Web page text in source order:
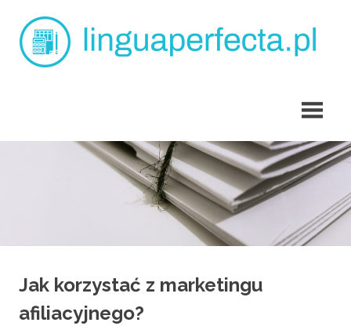
content
Jak korzystać z marketingu
afiliacyjnego?